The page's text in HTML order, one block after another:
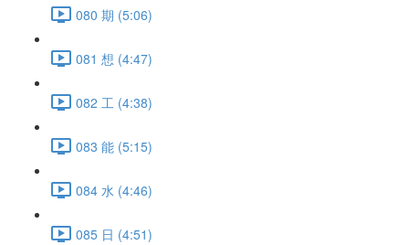
080 期 (5:06)
081 想 (4:47)
082 工 (4:38)
083 能 (5:15)
084 水 (4:46)
085 日 (4:51)